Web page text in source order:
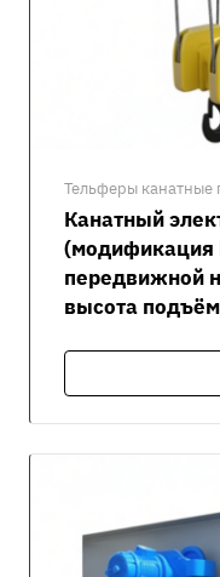
Тельферы
Канатный
(модификация
передвижной
высота